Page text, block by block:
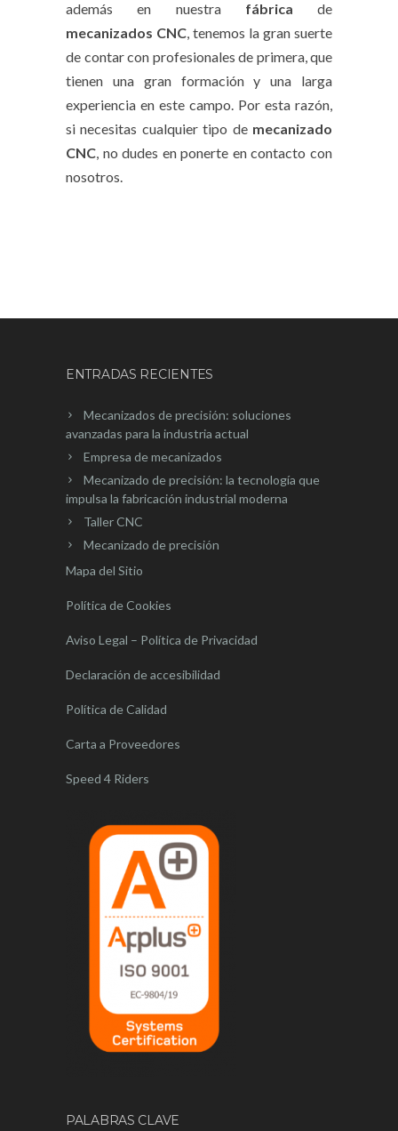
además en nuestra fábrica de
mecanizados CNC , tenemos la gran suerte
de contar con profesionales de primera, que
tienen una gran formación y una larga
experiencia en este campo. Por esta razón,
si necesitas cualquier tipo de mecanizado
CNC , no dudes en ponerte en contacto con
nosotros.
ENTRADAS RECIENTES
Mecanizados de precisión: soluciones
avanzadas para la industria actual
Empresa de mecanizados
Mecanizado de precisión: la tecnología que
impulsa la fabricación industrial moderna
Taller CNC
Mecanizado de precisión
Mapa del Sitio
Política de Cookies
Aviso Legal – Política de Privacidad
Declaración de accesibilidad
Política de Calidad
Carta a Proveedores
Speed 4 Riders
PALABRAS CLAVE